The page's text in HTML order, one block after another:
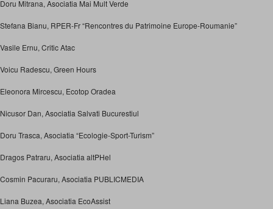
Doru Mitrana, Asociatia Mai Mult Verde
Stefana Bianu, RPER-Fr “Rencontres du Patrimoine Europe-Roumanie”
Vasile Ernu, Critic Atac
Voicu Radescu, Green Hours
Eleonora Mircescu, Ecotop Oradea
Nicusor Dan, Asociatia Salvati Bucurestiul
Doru Trasca, Asociatia “Ecologie-Sport-Turism”
Dragos Patraru, Asociatia altPHel
Cosmin Pacuraru, Asociatia PUBLICMEDIA
Liana Buzea, Asociatia EcoAssist